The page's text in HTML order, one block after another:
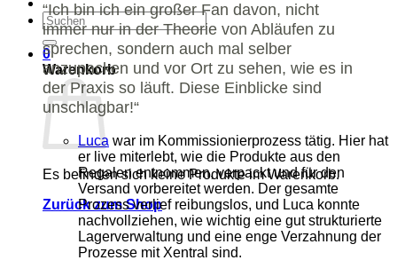
Suchen
nach:
0
Warenkorb
Es befinden sich keine Produkte im Warenkorb.
Zurück zum Shop
“Ich bin ich ein großer Fan davon, nicht
immer nur in der Theorie von Abläufen zu
sprechen, sondern auch mal selber
anzupacken und vor Ort zu sehen, wie es in
der Praxis so läuft. Diese Einblicke sind
unschlagbar!“
Luca war im Kommissionierprozess tätig. Hier hat
er live miterlebt, wie die Produkte aus den
Regalen entnommen, verpackt und für den
Versand vorbereitet werden. Der gesamte
Prozess verlief reibungslos, und Luca konnte
nachvollziehen, wie wichtig eine gut strukturierte
Lagerverwaltung und eine enge Verzahnung der
Prozesse mit Xentral sind.